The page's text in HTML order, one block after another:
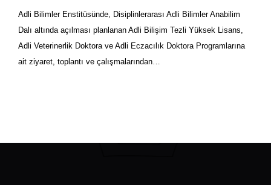
Adli Bilimler Enstitüsünde, Disiplinlerarası Adli Bilimler Anabilim
Dalı altında açılması planlanan Adli Bilişim Tezli Yüksek Lisans,
Adli Veterinerlik Doktora ve Adli Eczacılık Doktora Programlarına
ait ziyaret, toplantı ve çalışmalarından…